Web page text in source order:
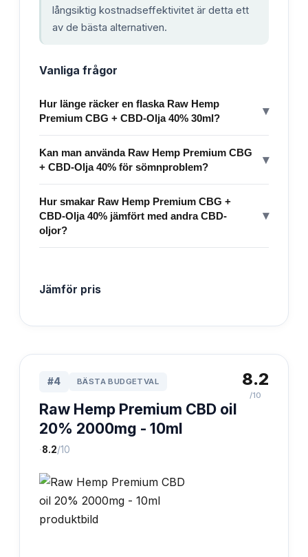
långsiktig kostnadseffektivitet är detta ett
av de bästa alternativen.
Vanliga frågor
Hur länge räcker en flaska Raw Hemp
Premium CBG + CBD-Olja 40% 30ml?
▾
Kan man använda Raw Hemp Premium CBG
+ CBD-Olja 40% för sömnproblem?
▾
Hur smakar Raw Hemp Premium CBG +
CBD-Olja 40% jämfört med andra CBD-
oljor?
▾
Jämför pris
#4 BÄSTA BUDGETVAL
Raw Hemp Premium CBD oil
20% 2000mg - 10ml
·8.2/10
8.2
/10